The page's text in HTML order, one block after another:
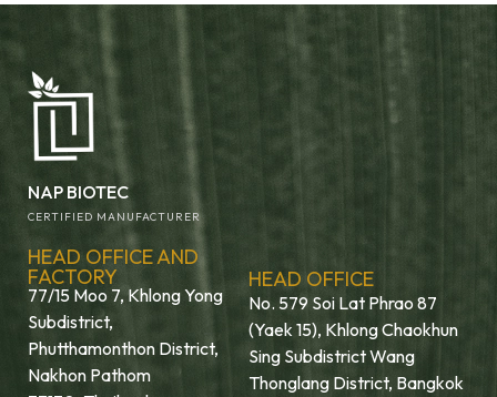
NAP BIOTEC
CERTIFIED MANUFACTURER
HEAD OFFICE AND
FACTORY
77/15 Moo 7, Khlong Yong
Subdistrict,
Phutthamonthon District,
Nakhon Pathom
HEAD OFFICE
No. 579 Soi Lat Phrao 87
(Yaek 15), Khlong Chaokhun
Sing Subdistrict Wang
Thonglang District, Bangkok